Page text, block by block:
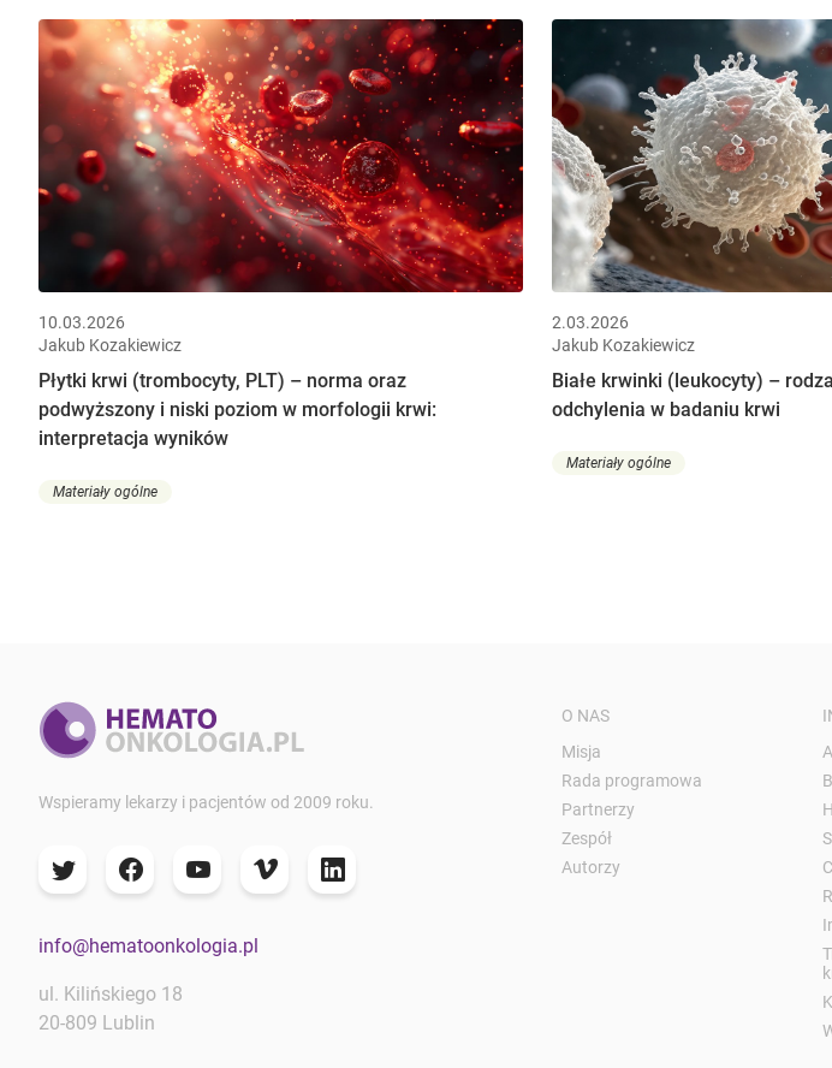
10.03.2026
Jakub Kozakiewicz
Płytki krwi (trombocyty, PLT) – norma oraz
podwyższony i niski poziom w morfologii krwi:
interpretacja wyników
Materiały ogólne
2.03.2026
Jakub Kozakiewicz
Białe krwinki (leukocyty) –
odchylenia w badaniu krwi
Materiały ogólne
Wspieramy lekarzy i pacjentów od 2009 roku.
info@hematoonkologia.pl
ul. Kilińskiego 18
20-809 Lublin
O NAS
Misja
Rada programowa
Partnerzy
Zespół
Autorzy